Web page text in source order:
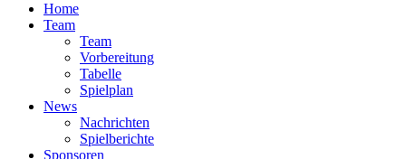
Home
Team
Team
Vorbereitung
Tabelle
Spielplan
News
Nachrichten
Spielberichte
Sponsoren